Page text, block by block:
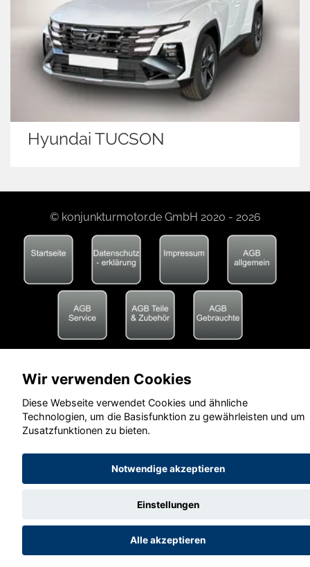
Hyundai TUCSON
© konjunkturmotor.de GmbH 2020 - 2026
Wir verwenden Cookies
Diese Webseite verwendet Cookies und ähnliche
Technologien, um die Basisfunktion zu gewährleisten und um
Zusatzfunktionen zu bieten.
Notwendige akzeptieren
Einstellungen
Alle akzeptieren